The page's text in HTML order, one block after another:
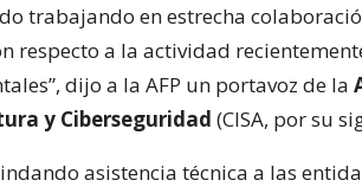
trabajando en estrecha
respecto a la actividad
dijo a la AFP un portavoz de la
y Ciberseguridad (CISA, por su
asistencia técnica a las